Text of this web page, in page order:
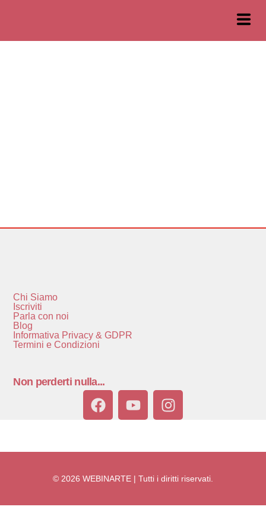
Chi Siamo
Iscriviti
Parla con noi
Blog
Informativa Privacy & GDPR
Termini e Condizioni
Non perderti nulla...
© 2026 WEBINARTE | Tutti i diritti riservati.